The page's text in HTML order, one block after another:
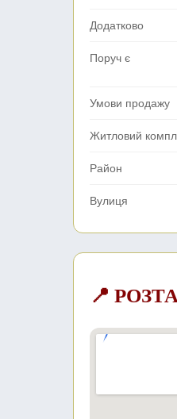
Додатково
Поруч є
Умови продажу
Житловий
Район
Вулиця
📍